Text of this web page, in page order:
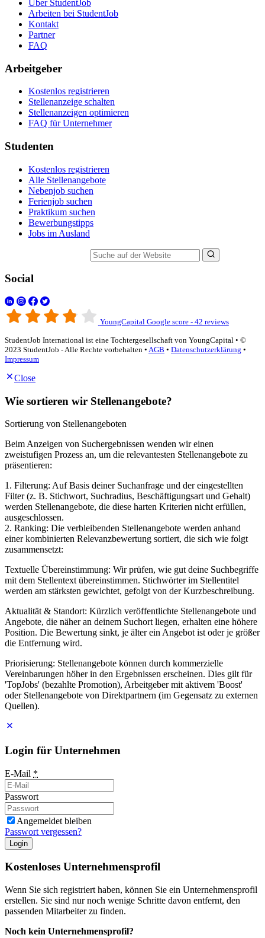
Über StudentJob
Arbeiten bei StudentJob
Kontakt
Partner
FAQ
Arbeitgeber
Kostenlos registrieren
Stellenanzeige schalten
Stellenanzeigen optimieren
FAQ für Unternehmer
Studenten
Kostenlos registrieren
Alle Stellenangebote
Nebenjob suchen
Ferienjob suchen
Praktikum suchen
Bewerbungstipps
Jobs im Ausland
Social
YoungCapital Google score - 42 reviews
StudentJob International ist eine Tochtergesellschaft von YoungCapital • ©
2023 StudentJob - Alle Rechte vorbehalten • AGB • Datenschutzerklärung •
Impressum
Close
Wie sortieren wir Stellenangebote?
Sortierung von Stellenangeboten
Beim Anzeigen von Suchergebnissen wenden wir einen
zweistufigen Prozess an, um die relevantesten Stellenangebote zu
präsentieren:
1. Filterung: Auf Basis deiner Suchanfrage und der eingestellten
Filter (z. B. Stichwort, Suchradius, Beschäftigungsart und Gehalt)
werden Stellenangebote, die diese harten Kriterien nicht erfüllen,
ausgeschlossen.
2. Ranking: Die verbleibenden Stellenangebote werden anhand
einer kombinierten Relevanzbewertung sortiert, die sich wie folgt
zusammensetzt:
Textuelle Übereinstimmung: Wir prüfen, wie gut deine Suchbegriffe
mit dem Stellentext übereinstimmen. Stichwörter im Stellentitel
werden am stärksten gewichtet, gefolgt von der Kurzbeschreibung.
Aktualität & Standort: Kürzlich veröffentlichte Stellenangebote und
Angebote, die näher an deinem Suchort liegen, erhalten eine höhere
Position. Die Bewertung sinkt, je älter ein Angebot ist oder je größer
die Entfernung wird.
Priorisierung: Stellenangebote können durch kommerzielle
Vereinbarungen höher in den Ergebnissen erscheinen. Dies gilt für
'TopJobs' (bezahlte Promotion), Arbeitgeber mit aktivem 'Boost'
oder Stellenangebote von Direktpartnern (im Gegensatz zu externen
Quellen).
Login für Unternehmen
E-Mail *
Passwort
Angemeldet bleiben
Passwort vergessen?
Login
Kostenloses Unternehmensprofil
Wenn Sie sich registriert haben, können Sie ein Unternehmensprofil
erstellen. Sie sind nur noch wenige Schritte davon entfernt, den
passenden Mitarbeiter zu finden.
Noch kein Unternehmensprofil?